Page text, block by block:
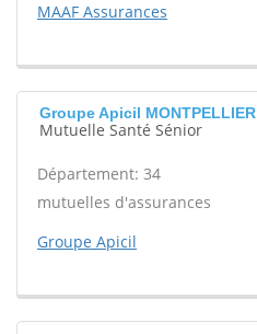
MAAF Assurances
Groupe Apicil MONTPELLIER
Mutuelle Santé Sénior
Département: 34
mutuelles d'assurances
Groupe Apicil